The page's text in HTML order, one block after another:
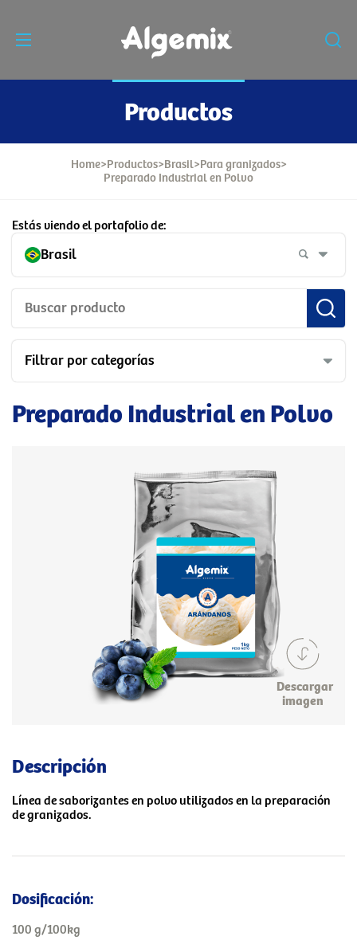
Productos
Home>Productos>Brasil>Para granizados>
Preparado Industrial en Polvo
Estás viendo el portafolio de:
Brasil
Filtrar por categorías
Preparado Industrial en Polvo
Descargar
imagen
Descripción
Línea de saborizantes en polvo utilizados en la preparación
de granizados.
Dosificación:
100 g/100kg